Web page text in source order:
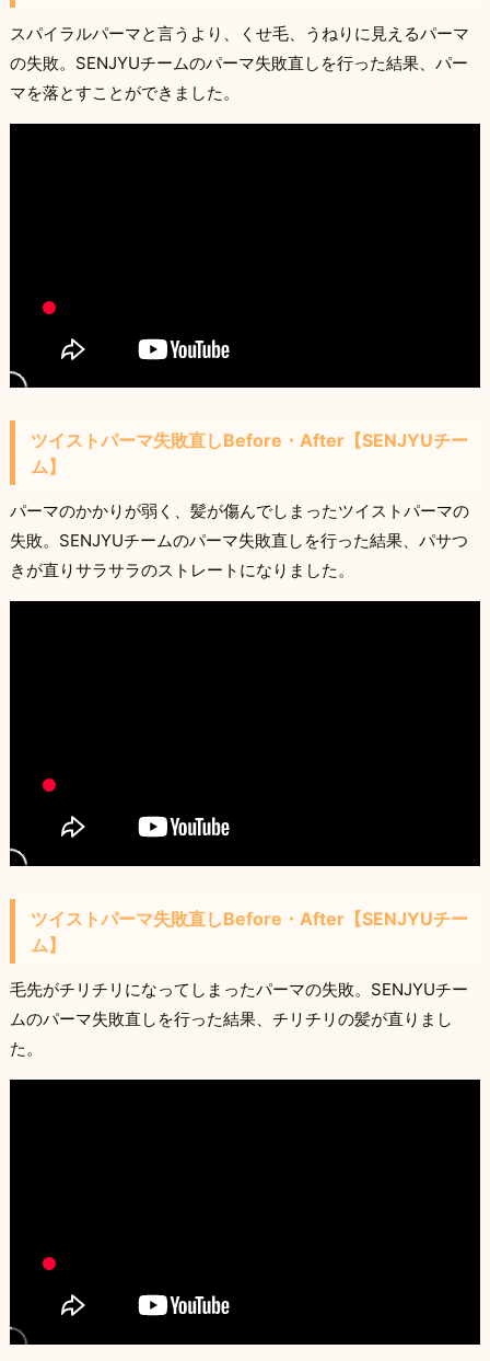
スパイラルパーマと言うより、くせ毛、うねりに見えるパーマ
の失敗。SENJYUチームのパーマ失敗直しを行った結果、パー
マを落とすことができました。
ツイストパーマ失敗直しBefore・After【SENJYUチー
ム】
パーマのかかりが弱く、髪が傷んでしまったツイストパーマの
失敗。SENJYUチームのパーマ失敗直しを行った結果、パサつ
きが直りサラサラのストレートになりました。
ツイストパーマ失敗直しBefore・After【SENJYUチー
ム】
毛先がチリチリになってしまったパーマの失敗。SENJYUチー
ムのパーマ失敗直しを行った結果、チリチリの髪が直りまし
た。